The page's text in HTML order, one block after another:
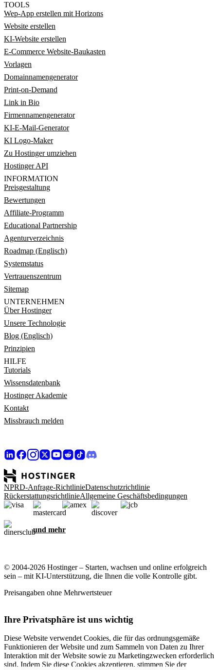
TOOLS
Wep-App erstellen mit Horizons
Website erstellen
KI-Website erstellen
E-Commerce Website-Baukasten
Vorlagen
Domainnamengenerator
Print-on-Demand
Link in Bio
Firmennamengenerator
KI-E-Mail-Generator
KI Logo-Maker
Zu Hostinger umziehen
Hostinger API
INFORMATION
Preisgestaltung
Bewertungen
Affiliate-Programm
Educational Partnership
Agenturverzeichnis
Roadmap (Englisch)
Systemstatus
Vertrauenszentrum
Sitemap
UNTERNEHMEN
Über Hostinger
Unsere Technologie
Blog (Englisch)
Prinzipien
HILFE
Tutorials
Wissensdatenbank
Hostinger Akademie
Kontakt
Missbrauch melden
NPRD-Anfrage-RichtlinieDatenschutzrichtlinie
RückerstattungsrichtlinieAllgemeine Geschäftsbedingungen
und mehr
© 2004-2026 Hostinger – Starten, wachsen und online erfolgreich
sein – mit KI-Unterstützung, die Ihnen die volle Kontrolle gibt.
Preisangaben ohne Mehrwertsteuer
Ihre Privatsphäre ist uns wichtig
Diese Website verwendet Cookies, die für das ordnungsgemäße
Funktionieren der Website und zum Sammeln von Daten zu Ihrer
Interaktion mit der Website sowie zu Marketingzwecken erforderlich
sind. Indem Sie diese Cookies akzeptieren, stimmen Sie der